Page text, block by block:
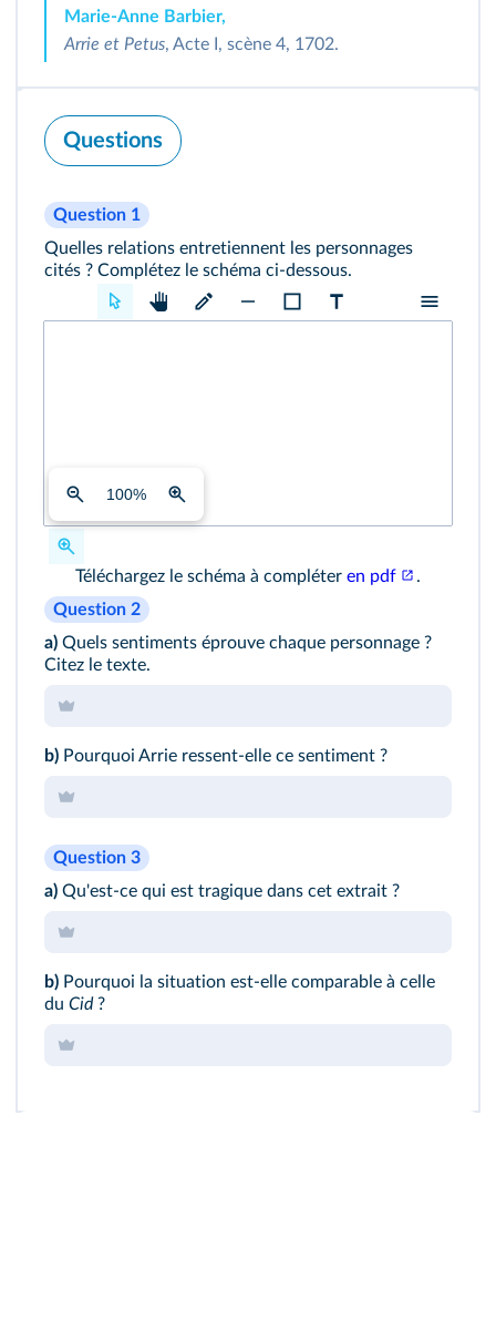
Marie-Anne Barbier,
Arrie et Petus, Acte I, scène 4, 1702.
Questions
Question 1
Quelles relations entretiennent les personnages
cités ? Complétez le schéma ci-dessous.
100%
Téléchargez le schéma à compléter en pdf
.
Question 2
a) Quels sentiments éprouve chaque personnage ?
Citez le texte.
b) Pourquoi Arrie ressent‐elle ce sentiment ?
Question 3
a) Qu'est‐ce qui est tragique dans cet extrait ?
b) Pourquoi la situation est‐elle comparable à celle
du Cid ?